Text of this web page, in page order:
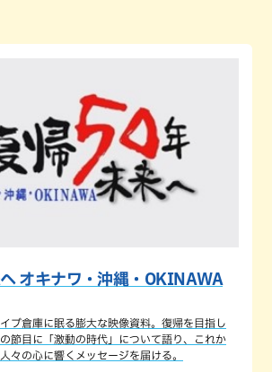
オキナワ・沖縄・OKINAWA
ブ倉庫に眠る膨大な映像資料。復帰を目指し
節目に「激動の時代」について語り、これか
々の心に響くメッセージを届ける。